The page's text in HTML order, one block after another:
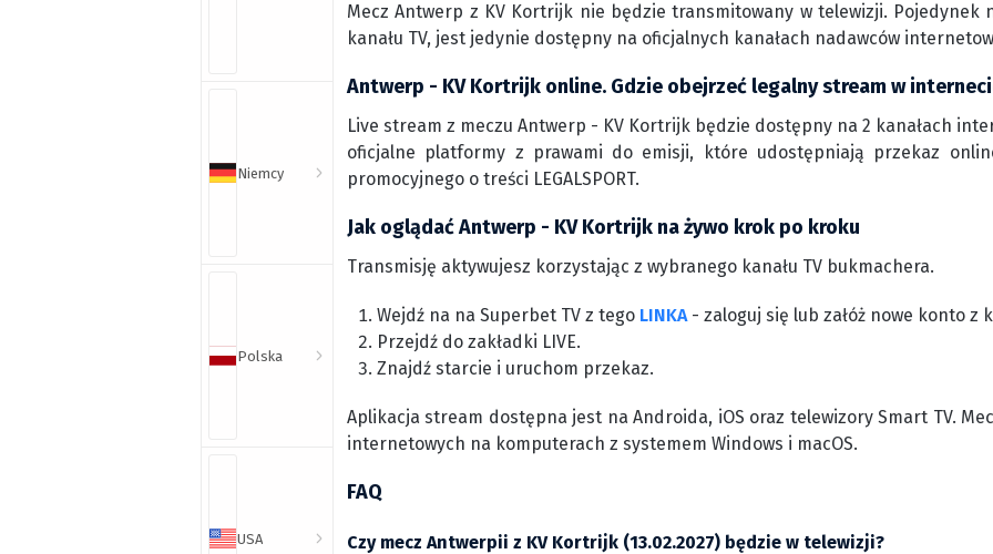
Niemcy
Polska
USA
Mecz Antwerp z KV Kortrijk nie będzie transmitowany w telewizji. Pojedynek
kanału TV, jest jedynie dostępny na oficjalnych kanałach nadawców
Antwerp - KV Kortrijk online. Gdzie obejrzeć legalny stream w
Live stream z meczu Antwerp - KV Kortrijk będzie dostępny na 2 kanałach
oficjalne platformy z prawami do emisji, które udostępniają przekaz
promocyjnego o treści LEGALSPORT.
Jak oglądać Antwerp - KV Kortrijk na żywo krok po kroku
Transmisję aktywujesz korzystając z wybranego kanału TV bukmachera.
Wejdź na na Superbet TV z tego LINKA- zaloguj się lub załóż nowe konto z
Przejdź do zakładki LIVE.
Znajdź starcie i uruchom przekaz.
Aplikacja stream dostępna jest na Androida, iOS oraz telewizory Smart TV.
internetowych na komputerach z systemem Windows i macOS.
FAQ
Czy mecz Antwerpii z KV Kortrijk (13.02.2027) będzie w telewizji?